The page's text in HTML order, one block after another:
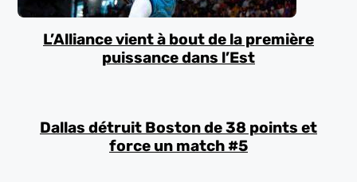
L’Alliance vient à bout de la première
puissance dans l’Est
Dallas détruit Boston de 38 points et
force un match #5